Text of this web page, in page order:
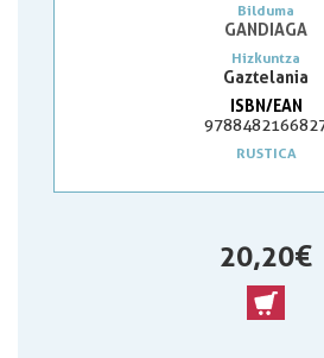
Bilduma
GANDIAGA
Hizkuntza
Gaztelania
ISBN/EAN
RUSTICA
20,20 €